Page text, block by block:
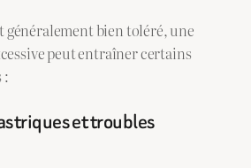
généralement bien toléré, une
peut entraîner certains
:
et troubles